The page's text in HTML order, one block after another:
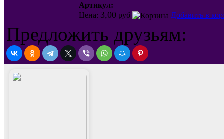
Артикул:
Цена: 3,00 руб Добавить в
Предложить друзьям: